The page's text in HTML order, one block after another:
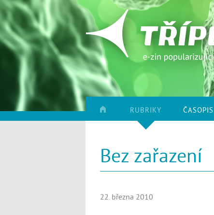
RUBRIKY ČASOPIS
Bez zařazení
22. března 2010